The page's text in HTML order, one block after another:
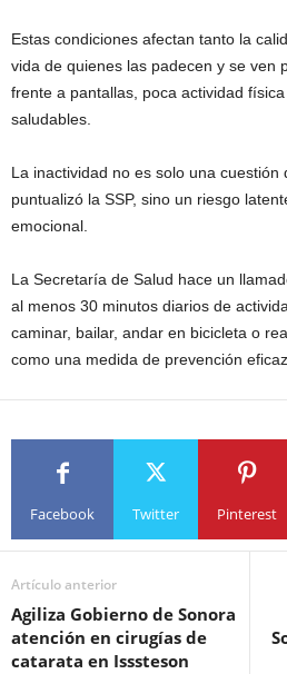
Estas condiciones afectan tanto la
vida de quienes las padecen y se ven
frente a pantallas, poca actividad
saludables.
La inactividad no es solo una cuestión
puntualizó la SSP, sino un riesgo
emocional.
La Secretaría de Salud hace un
al menos 30 minutos diarios de
caminar, bailar, andar en bicicleta o
como una medida de prevención eficaz.
Facebook Twitter Pinterest
Artículo anterior
Agiliza Gobierno de Sonora
atención en cirugías de
catarata en Isssteson